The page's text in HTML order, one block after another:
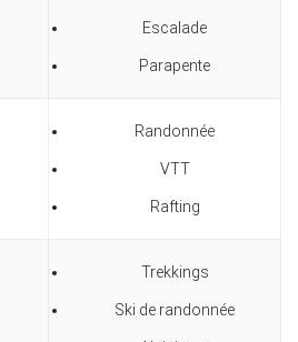
Escalade
Parapente
Randonnée
VTT
Rafting
Trekkings
Ski de randonnée